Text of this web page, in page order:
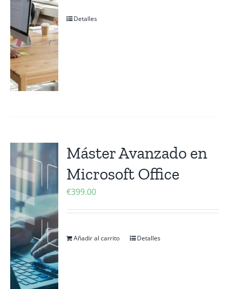
Detalles
Máster Avanzado en
Microsoft Office
€399.00
Añadir al carrito Detalles